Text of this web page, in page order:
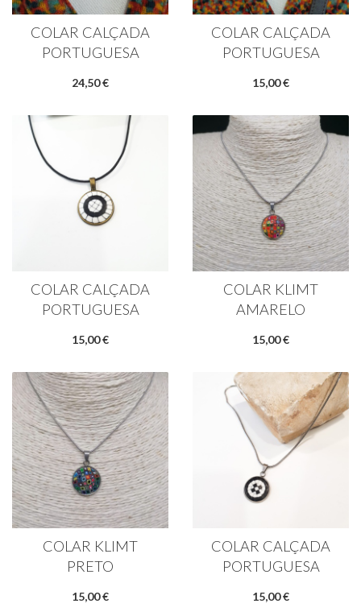
COLAR CALÇADA
PORTUGUESA
24,50 €
COLAR CALÇADA
PORTUGUESA
15,00 €
COLAR CALÇADA
PORTUGUESA
15,00 €
COLAR KLIMT
AMARELO
15,00 €
COLAR KLIMT
PRETO
15,00 €
COLAR CALÇADA
PORTUGUESA
15,00 €